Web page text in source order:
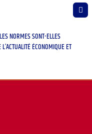
NORMES SONT-ELLES
ÉCONOMIQUE ET